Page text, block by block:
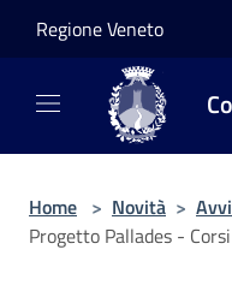
Regione Veneto
Home > Novità >
Progetto Pallades -